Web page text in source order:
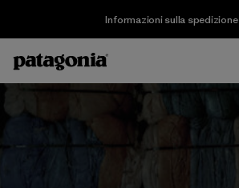
Informazioni sulla spedizione